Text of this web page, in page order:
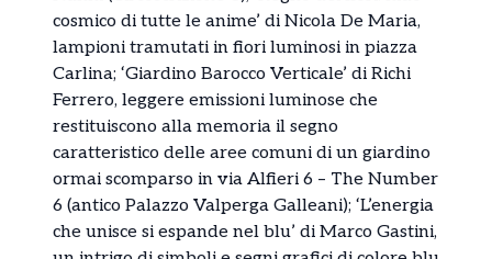
cosmico di tutte le anime’ di Nicola De Maria,
lampioni tramutati in fiori luminosi in piazza
Carlina; ‘Giardino Barocco Verticale’ di Richi
Ferrero, leggere emissioni luminose che
restituiscono alla memoria il segno
caratteristico delle aree comuni di un giardino
ormai scomparso in via Alfieri 6 – The Number
6 (antico Palazzo Valperga Galleani); ‘L’energia
che unisce si espande nel blu’ di Marco Gastini,